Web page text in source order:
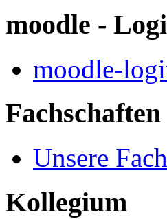
moodle -
moodle-
Fachschaften
Unsere
Kollegium